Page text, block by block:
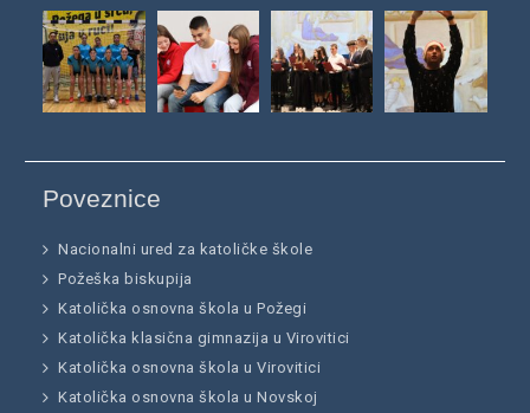
Poveznice
Nacionalni ured za katoličke škole
Požeška biskupija
Katolička osnovna škola u Požegi
Katolička klasična gimnazija u Virovitici
Katolička osnovna škola u Virovitici
Katolička osnovna škola u Novskoj